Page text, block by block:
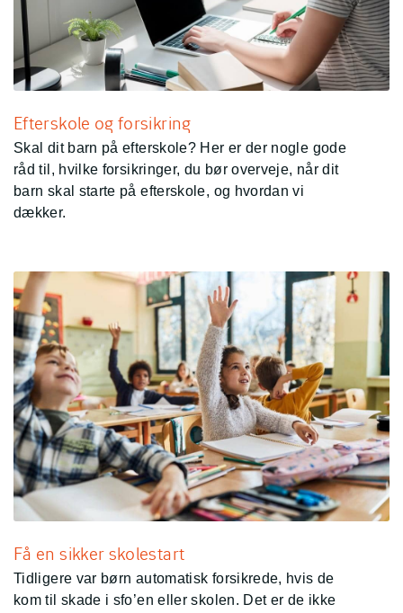
Efterskole og forsikring
Skal dit barn på efterskole? Her er der nogle gode
råd til, hvilke forsikringer, du bør overveje, når dit
barn skal starte på efterskole, og hvordan vi
dækker.
Få en sikker skolestart
Tidligere var børn automatisk forsikrede, hvis de
kom til skade i sfo’en eller skolen. Det er de ikke